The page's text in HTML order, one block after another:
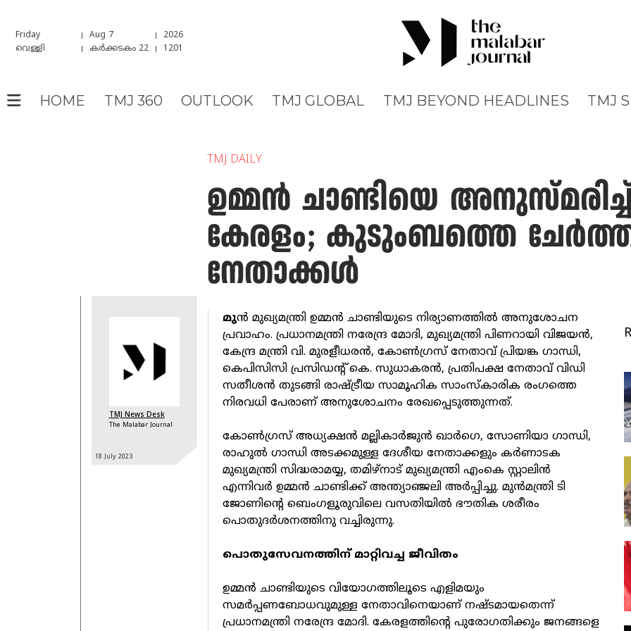
Friday Aug 7
2026
വെള്ളി
കർക്കടകം 22 1201
HOME TMJ 360 OUTLOOK TMJ GLOBAL TMJ BEYOND HEADLINES TMJ
TMJ DAILY
ഉമ്മന്‍ ചാണ്ടിയെ
കേരളം; കുടുംബത്തെ
നേതാക്കള്‍
TMJ News Desk
The Malabar Journal
18 July2023
മുന്‍ മുഖ്യമന്ത്രി ഉമ്മന്‍ ചാണ്ടിയുടെ നിര്യാണത്തില്‍ അനുശോചന
പ്രവാഹം. പ്രധാനമന്ത്രി നരേന്ദ്ര മോദി, മുഖ്യമന്ത്രി പിണറായി വിജയന്‍,
കേന്ദ്ര മന്ത്രി വി. മുരളീധരന്‍, കോണ്‍ഗ്രസ് നേതാവ് പ്രിയങ്ക ഗാന്ധി,
കെപിസിസി പ്രസിഡന്റ് കെ. സുധാകരന്‍, പ്രതിപക്ഷ നേതാവ് വിഡി
സതീശന്‍ തുടങ്ങി രാഷ്ട്രീയ സാമൂഹിക സാംസ്‌കാരിക രംഗത്തെ
നിരവധി പേരാണ് അനുശോചനം രേഖപ്പെടുത്തുന്നത്.
കോണ്‍ഗ്രസ് അധ്യക്ഷന്‍ മല്ലികാര്‍ജുന്‍ ഖാര്‍ഗെ, സോണിയാ ഗാന്ധി,
രാഹുല്‍ ഗാന്ധി അടക്കമുള്ള ദേശീയ നേതാക്കളും കര്‍ണാടക
മുഖ്യമന്ത്രി സിദ്ധരാമയ്യ, തമിഴ്‌നാട് മുഖ്യമന്ത്രി എംകെ സ്റ്റാലിന്‍
എന്നിവര്‍ ഉമ്മന്‍ ചാണ്ടിക്ക് അന്ത്യാഞ്ജലി അര്‍പ്പിച്ചു. മുന്‍മന്ത്രി ടി
ജോണിന്റെ ബെംഗളൂരുവിലെ വസതിയില്‍ ഭൗതിക ശരീരം
പൊതുദര്‍ശനത്തിനു വച്ചിരുന്നു.
പൊതുസേവനത്തിന് മാറ്റിവച്ച ജീവിതം
ഉമ്മന്‍ ചാണ്ടിയുടെ വിയോഗത്തിലൂടെ എളിമയും
സമര്‍പ്പണബോധവുമുള്ള നേതാവിനെയാണ് നഷ്ടമായതെന്ന്
പ്രധാനമന്ത്രി നരേന്ദ്ര മോദി. കേരളത്തിന്റെ പുരോഗതിക്കും ജനങ്ങളെ